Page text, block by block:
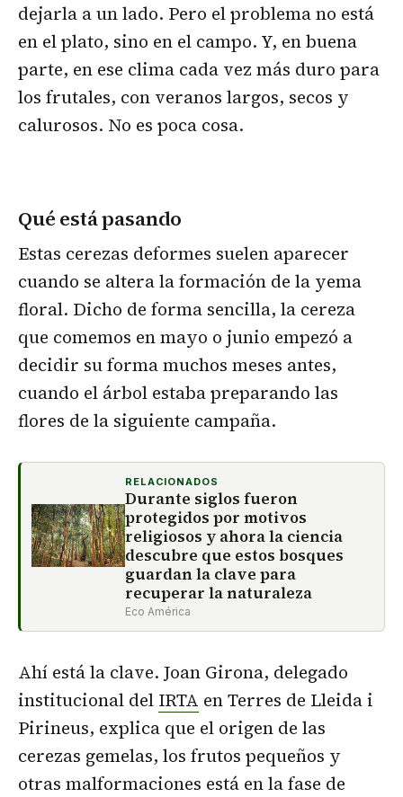
dejarla a un lado. Pero el problema no está
en el plato, sino en el campo. Y, en buena
parte, en ese clima cada vez más duro para
los frutales, con veranos largos, secos y
calurosos. No es poca cosa.
Qué está pasando
Estas cerezas deformes suelen aparecer
cuando se altera la formación de la yema
floral. Dicho de forma sencilla, la cereza
que comemos en mayo o junio empezó a
decidir su forma muchos meses antes,
cuando el árbol estaba preparando las
flores de la siguiente campaña.
RELACIONADOS
Durante siglos fueron
protegidos por motivos
religiosos y ahora la ciencia
descubre que estos bosques
guardan la clave para
recuperar la naturaleza
Eco América
Ahí está la clave. Joan Girona, delegado
institucional del IRTA en Terres de Lleida i
Pirineus, explica que el origen de las
cerezas gemelas, los frutos pequeños y
otras malformaciones está en la fase de